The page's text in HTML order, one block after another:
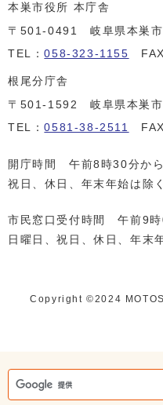
本巣市役所 本庁舎
〒501-0491 岐阜県本巣市
TEL：058-323-1155
根尾分庁舎
〒501-1592 岐阜県本巣市
TEL：0581-38-2511
開庁時間 午前8時30分か
祝日、休日、年末年始は除
市民窓口受付時間 午前9時
日曜日、祝日、休日、年末
Copyright ©️2024